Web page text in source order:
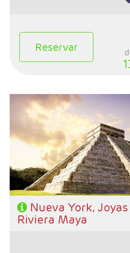
Reservar
- Salidas: Lunes
- Ruta: 3 noches (ampliables)
fecha de salida, 2 noches
Angeles
Extensión a Rivera Maya 3
- Categoría hotelera: A su
en Circuito y de libre elección
- Régimen: De su elección en
circuito: AD
Nueva York,
Riviera Maya